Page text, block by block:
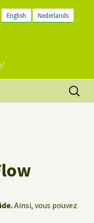
English Nederlands
Ainsi, vous pouvez